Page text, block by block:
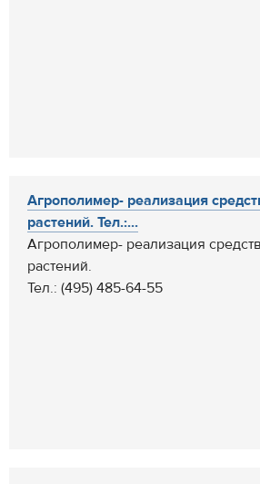
Агрополимер- реализация
растений. Тел.:...
Агрополимер- реализация
растений.
Тел.: (495) 485-64-55